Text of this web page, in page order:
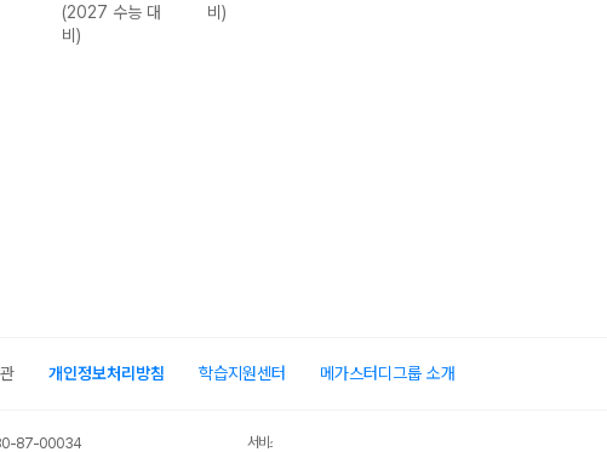
(2027 수능 대
비)
비)
개인정보처리방침 학습지원센터 메가스터디그룹 소개
780-87-00034 서비스 가입사실 확인